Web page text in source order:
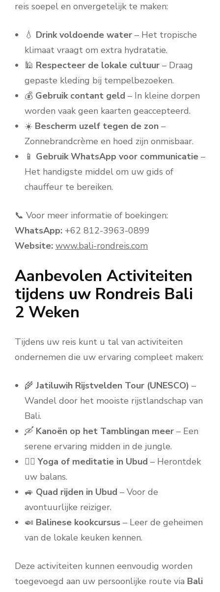
reis soepel en onvergetelijk te maken:
💧 Drink voldoende water – Het tropische
klimaat vraagt om extra hydratatie.
🕌 Respecteer de lokale cultuur – Draag
gepaste kleding bij tempelbezoeken.
💰 Gebruik contant geld – In kleine dorpen
worden vaak geen kaarten geaccepteerd.
☀️ Bescherm uzelf tegen de zon –
Zonnebrandcrème en hoed zijn onmisbaar.
📱 Gebruik WhatsApp voor communicatie –
Het handigste middel om uw gids of
chauffeur te bereiken.
📞 Voor meer informatie of boekingen:
WhatsApp: +62 812-3963-0899
Website: www.bali-rondreis.com
Aanbevolen Activiteiten
tijdens uw Rondreis Bali
2 Weken
Tijdens uw reis kunt u tal van activiteiten
ondernemen die uw ervaring compleet maken:
🌾 Jatiluwih Rijstvelden Tour (UNESCO) –
Wandel door het mooiste rijstlandschap van
Bali.
🛶 Kanoën op het Tamblingan meer – Een
serene ervaring midden in de jungle.
🧘‍♀️Yoga of meditatie in Ubud – Herontdek
uw balans.
🚙 Quad rijden in Ubud – Voor de
avontuurlijke reiziger.
🍛 Balinese kookcursus – Leer de geheimen
van de lokale keuken kennen.
Deze activiteiten kunnen eenvoudig worden
toegevoegd aan uw persoonlijke route via Bali